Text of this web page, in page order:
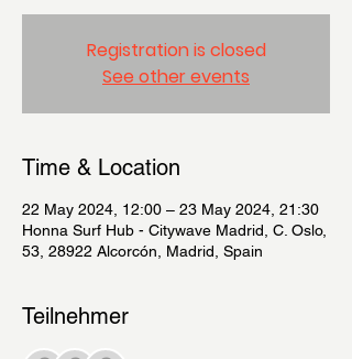
Registration is closed
See other events
Time & Location
22 May 2024, 12:00 – 23 May 2024, 21:30
Honna Surf Hub - Citywave Madrid, C. Oslo,
53, 28922 Alcorcón, Madrid, Spain
Teilnehmer